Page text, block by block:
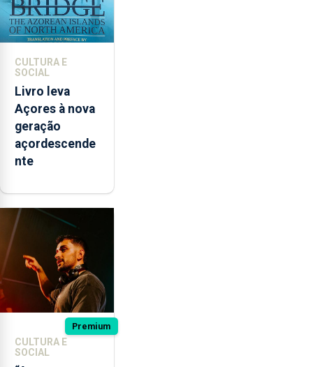
CULTURA E
SOCIAL
Livro leva
Açores à nova
geração
açordescende
nte
Premium
CULTURA E
SOCIAL